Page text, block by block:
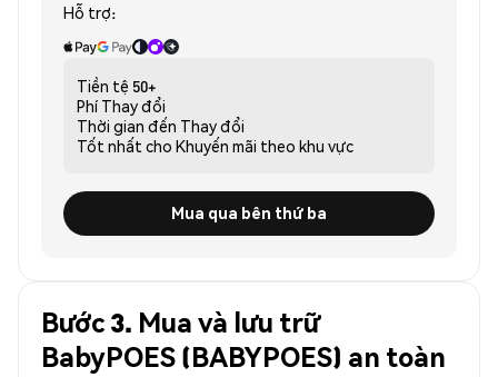
Hỗ trợ:
Tiền tệ 50+
Phí Thay đổi
Thời gian đến Thay đổi
Tốt nhất cho Khuyến mãi theo khu vực
Mua qua bên thứ ba
Bước 3. Mua và lưu trữ
BabyPOES (BABYPOES) an toàn